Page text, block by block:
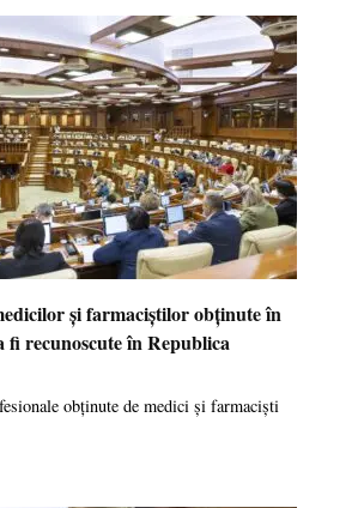
și farmaciștilor obținute în
fi recunoscute în Republica
obținute de medici și farmaciști